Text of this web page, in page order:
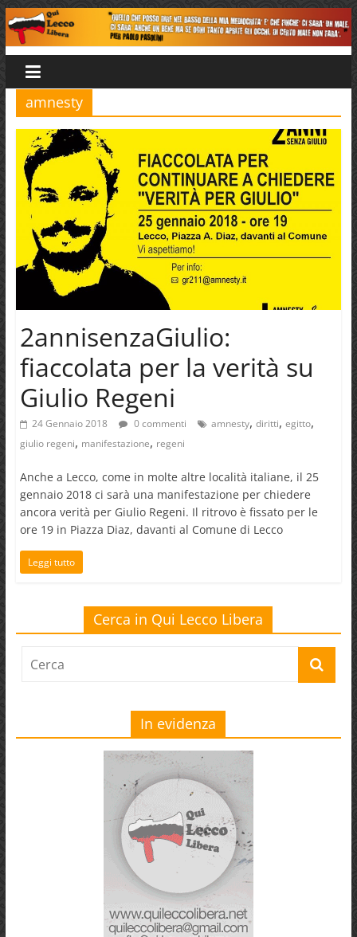
Salta
al
contenuto
Qui
Lecco
Libera
amnesty
2annisenzaGiulio:
fiaccolata per la verità su
Giulio Regeni
24 Gennaio 2018 0 commenti amnesty, diritti, egitto,
giulio regeni, manifestazione, regeni
Anche a Lecco, come in molte altre località italiane, il 25
gennaio 2018 ci sarà una manifestazione per chiedere
ancora verità per Giulio Regeni. Il ritrovo è fissato per le
ore 19 in Piazza Diaz, davanti al Comune di Lecco
Leggi tutto
Cerca in Qui Lecco Libera
In evidenza